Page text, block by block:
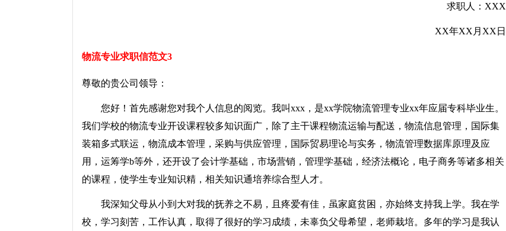
求职人：XXX
XX年XX月XX日
物流专业求职信范文3
尊敬的贵公司领导：
您好！首先感谢您对我个人信息的阅览。我叫xxx，是xx学院物流管理专业xx年应届专科毕业生。
我们学校的物流专业开设课程较多知识面广，除了主干课程物流运输与配送，物流信息管理，国际集
装箱多式联运，物流成本管理，采购与供应管理，国际贸易理论与实务，物流管理数据库原理及应
用，运筹学b等外，还开设了会计学基础，市场营销，管理学基础，经济法概论，电子商务等诸多相关
的课程，使学生专业知识精，相关知识通培养综合型人才。
我深知父母从小到大对我的抚养之不易，且疼爱有佳，虽家庭贫困，亦始终支持我上学。我在学
校，学习刻苦，工作认真，取得了很好的学习成绩，未辜负父母希望，老师栽培。多年的学习是我认